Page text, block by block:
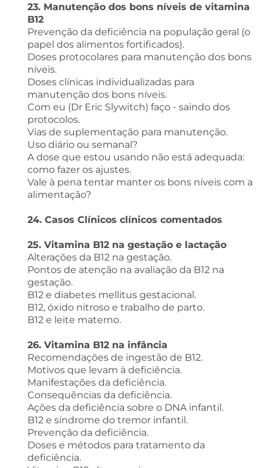
23. Manutenção dos bons níveis de vitamina
B12
Prevenção da deficiência na população geral (o
papel dos alimentos fortificados).
Doses protocolares para manutenção dos bons
níveis.
Doses clínicas individualizadas para
manutenção dos bons níveis.
Com eu (Dr Eric Slywitch) faço - saindo dos
protocolos.
Vias de suplementação para manutenção.
Uso diário ou semanal?
A dose que estou usando não está adequada:
como fazer os ajustes.
Vale à pena tentar manter os bons níveis com a
alimentação?
24. Casos Clínicos clínicos comentados
25. Vitamina B12 na gestação e lactação
Alterações da B12 na gestação.
Pontos de atenção na avaliação da B12 na
gestação.
B12 e diabetes mellitus gestacional.
B12, óxido nitroso e trabalho de parto.
B12 e leite materno.
26. Vitamina B12 na infância
Recomendações de ingestão de B12.
Motivos que levam à deficiência.
Manifestações da deficiência.
Consequências da deficiência.
Ações da deficiência sobre o DNA infantil.
B12 e síndrome do tremor infantil.
Prevenção da deficiência.
Doses e métodos para tratamento da
deficiência.